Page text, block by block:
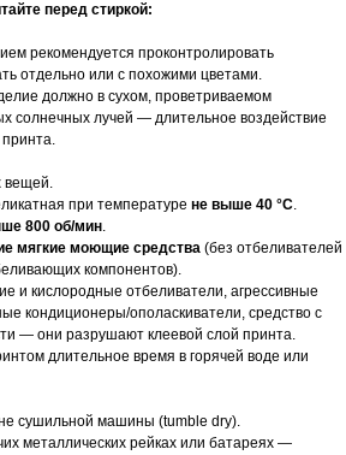
перед стиркой:
рекомендуется проконтролировать
отдельно или с похожими цветами.
должно в сухом, проветриваемом
солнечных лучей — длительное воздействие
принта.
вещей.
при температуре не выше 40 °C.
800 об/мин.
мягкие моющие средства (без отбеливателей
компонентов).
и кислородные отбеливатели, агрессивные
кондиционеры/ополаскиватели, средство с
— они разрушают клеевой слой принта.
длительное время в горячей воде или
сушильной машины (tumble dry).
металлических рейках или батареях —